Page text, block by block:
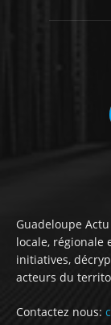
Guadeloupe
locale, régionale
initiatives,
acteurs du
Contactez nous: